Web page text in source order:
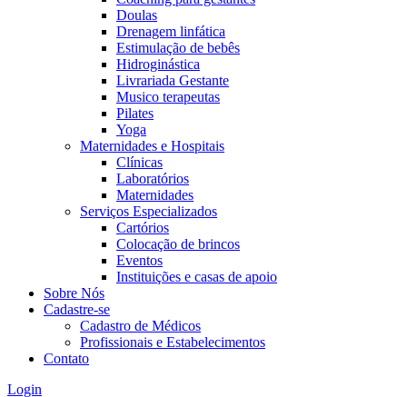
Doulas
Drenagem linfática
Estimulação de bebês
Hidroginástica
Livrariada Gestante
Musico terapeutas
Pilates
Yoga
Maternidades e Hospitais
Clínicas
Laboratórios
Maternidades
Serviços Especializados
Cartórios
Colocação de brincos
Eventos
Instituições e casas de apoio
Sobre Nós
Cadastre-se
Cadastro de Médicos
Profissionais e Estabelecimentos
Contato
Login